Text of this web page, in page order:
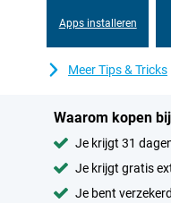
Apps installeren
Meer Tips & Tricks
Waarom kopen
Je krijgt 31
Je krijgt gratis
Je bent